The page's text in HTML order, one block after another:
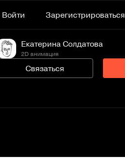
Войти Зарегистрироваться
Екатерина Солдатова
2D анимация
Связаться